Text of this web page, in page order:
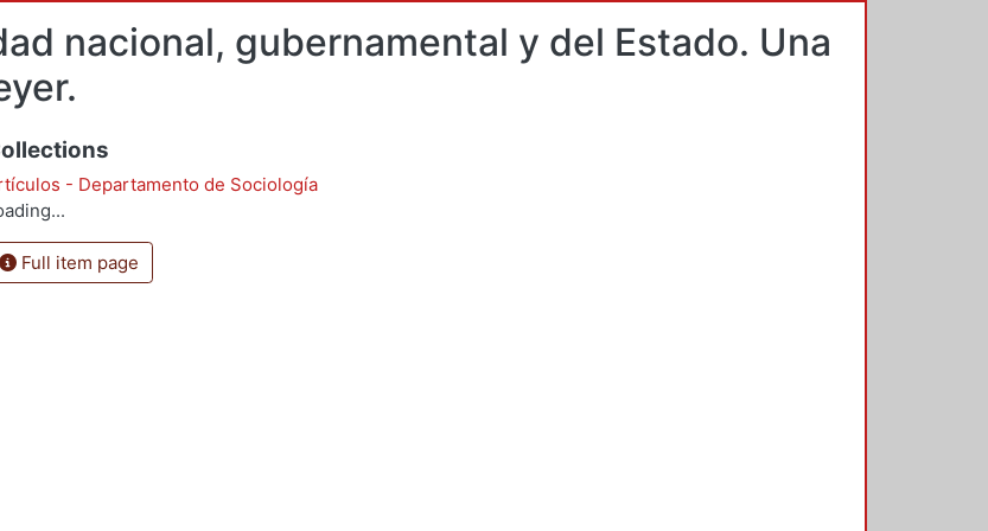
nacional, gubernamental y del Estado. Una
- Departamento de Sociología
Full item page